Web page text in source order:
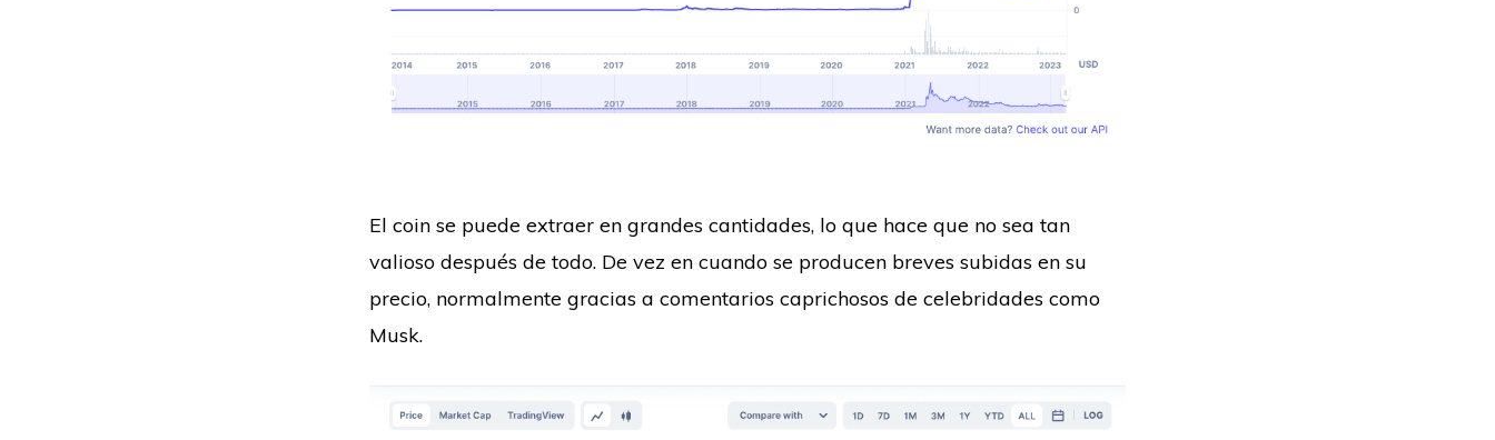
El coin se puede extraer en grandes cantidades, lo que hace que no sea tan
valioso después de todo. De vez en cuando se producen breves subidas en su
precio, normalmente gracias a comentarios caprichosos de celebridades como
Musk.